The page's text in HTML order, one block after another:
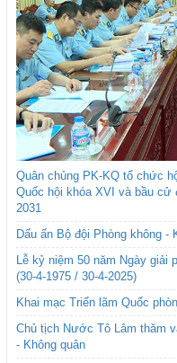
Quân chủng PK-KQ tổ chức
Quốc hội khóa XVI và bầu cử
2031
Dấu ấn Bộ đội Phòng không -
Lễ kỷ niệm 50 năm Ngày giải
(30-4-1975 / 30-4-2025)
Khai mạc Triển lãm Quốc
Chủ tịch Nước Tô Lâm thăm
- Không quân